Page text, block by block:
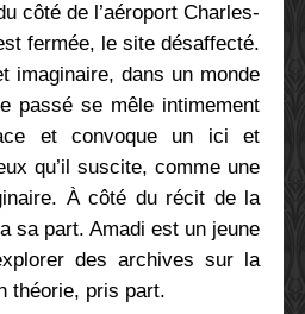
côté de l’aéroport Charles-
fermée, le site désaffecté.
imaginaire, dans un monde
passé se mêle intimement
et convoque un ici et
qu’il suscite, comme une
À côté du récit de la
sa part. Amadi est un jeune
des archives sur la
théorie, pris part.